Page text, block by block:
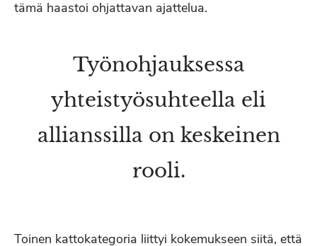
tämä haastoi ohjattavan ajattelua.
Työnohjauksessa
yhteistyösuhteella eli
allianssilla on keskeinen
rooli.
Toinen kattokategoria liittyi kokemukseen siitä, että